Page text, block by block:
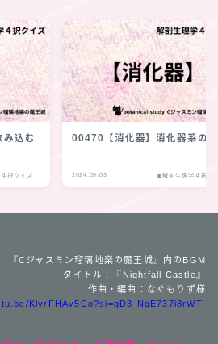
み込む
択クイズ
00470【消化器】消化器系の
2024.09.03 ■解剖生理学４択ク
『Cジャスミン瑠璃地楽の魔王城』内のBGM
タイトル：『Nightfall Castle』
作曲・編曲：なぐもりず様
KlyrFHAv5Co?si=gD3-NgE737i8rWT-